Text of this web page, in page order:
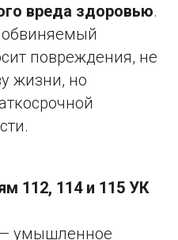
вреда здоровью.
повреждения, не
жизни, но
112, 114 и 115 УК
умышленное